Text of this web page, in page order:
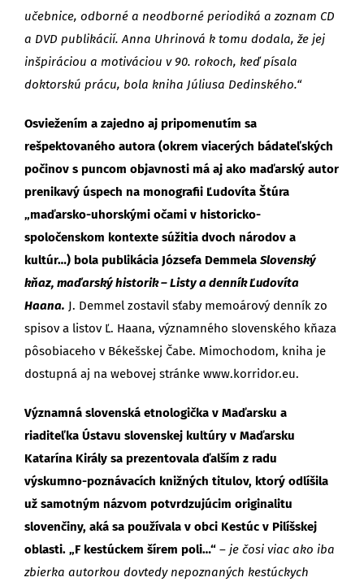
učebnice, odborné a neodborné periodiká a zoznam CD
a DVD publikácií. Anna Uhrinová k tomu dodala, že jej
inšpiráciou a motiváciou v 90. rokoch, keď písala
doktorskú prácu, bola kniha Júliusa Dedinského.“
Osviežením a zajedno aj pripomenutím sa
rešpektovaného autora (okrem viacerých bádateľských
počinov s puncom objavnosti má aj ako maďarský autor
prenikavý úspech na monografii Ľudovíta Štúra
„maďarsko-uhorskými očami v historicko-
spoločenskom kontexte súžitia dvoch národov a
kultúr…) bola publikácia Józsefa Demmela Slovenský
kňaz, maďarský historik – Listy a denník Ľudovíta
Haana. J. Demmel zostavil sťaby memoárový denník zo
spisov a listov Ľ. Haana, významného slovenského kňaza
pôsobiaceho v Békešskej Čabe. Mimochodom, kniha je
dostupná aj na webovej stránke www.korridor.eu.
Významná slovenská etnologička v Maďarsku a
riaditeľka Ústavu slovenskej kultúry v Maďarsku
Katarína Király sa prezentovala ďalším z radu
výskumno-poznávacích knižných titulov, ktorý odlíšila
už samotným názvom potvrdzujúcim originalitu
slovenčiny, aká sa používala v obci Kestúc v Pilíšskej
oblasti. „F kestúckem šírem poli…“ – je čosi viac ako iba
zbierka autorkou dovtedy nepoznaných kestúckych